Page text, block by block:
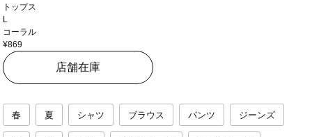
トップス
L
コーラル
¥869
店舗在庫
春 夏 シャツ ブラウス パンツ ジーンズ